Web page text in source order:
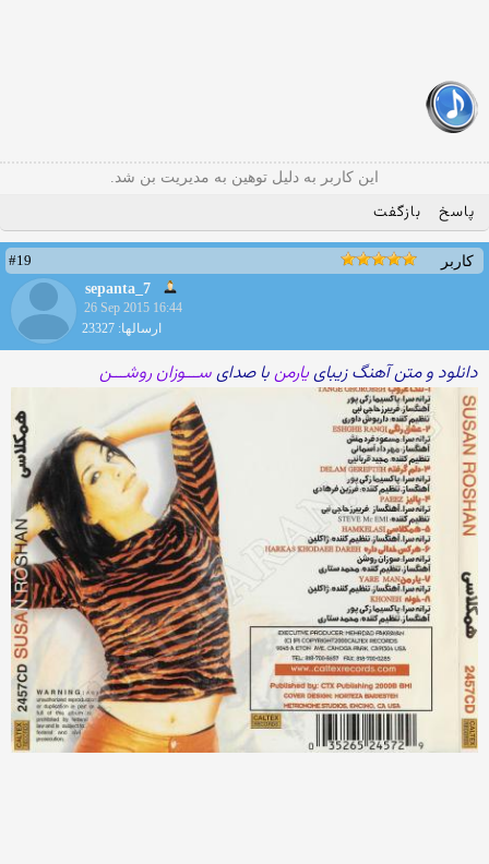
این کاربر به دلیل توهین به مدیریت بن شد.
پاسخ بازگفت
کاربر
#19
sepanta_7
26 Sep 2015 16:44
ارسالها: 23327
دانلود و متن آهنگ زیباییارمنبا صدایســـوزان روشـــن